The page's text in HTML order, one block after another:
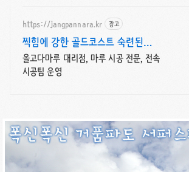
https://jangpannara.kr 광고
찍힘에 강한 골드코스트 숙련된
전속시공팀 운영
올고다마루 대리점, 마루 시공 전문, 전속
시공팀 운영